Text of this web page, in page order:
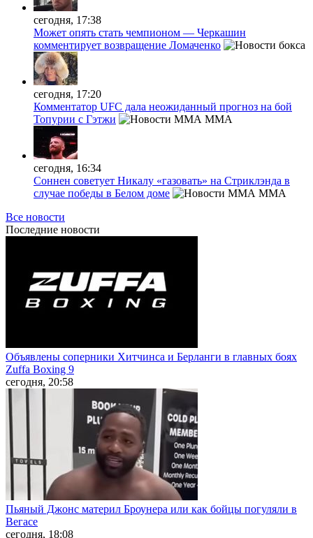
сегодня, 17:38
Может опять стать чемпионом — Черкашин
комментирует возвращение Ломаченко
сегодня, 17:20
Комментатор UFC дала неожиданный прогноз на бой
Топурии с Гэтжи
MMA
сегодня, 16:34
Соннен советует Никалу «газовать» на Стриклэнда в
случае победы в Белом доме
MMA
Все новости
Последние новости
Объявлены соперники Хитчинса и Берланги в главных боях
Zuffa Boxing 9
сегодня, 20:58
Пьяный Джонс материл Броунера или как бойцы погуляли в
Вегасе
сегодня, 18:08